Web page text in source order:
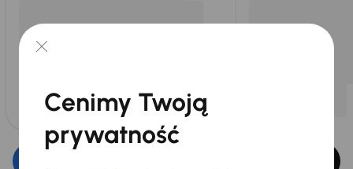
Cenimy Twoją
prywatność